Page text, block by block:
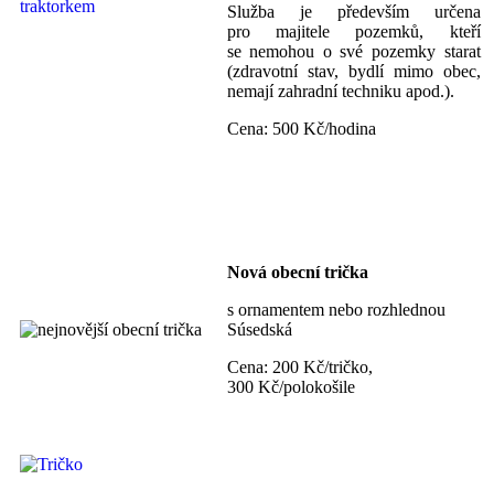
Služba je především určena
pro majitele pozemků, kteří
se nemohou o své pozemky starat
(zdravotní stav, bydlí mimo obec,
nemají zahradní techniku apod.).
Cena: 500 Kč/hodina
Nová obecní trička
s ornamentem nebo rozhlednou
Súsedská
Cena: 200 Kč/tričko,
300 Kč/polokošile